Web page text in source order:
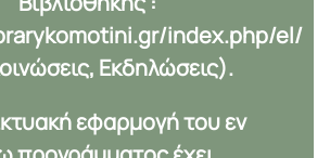
index.php/el/
Εκδηλώσεις).
εφαρμογή του εν